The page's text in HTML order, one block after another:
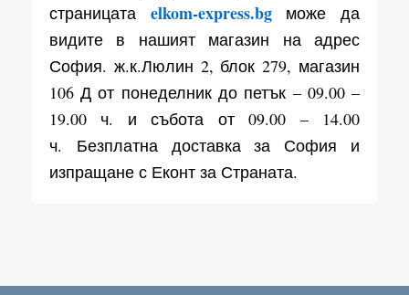
страницата
elkom-express.bg
може да
видите в нашият магазин на адрес
София. ж.к.Люлин 2, блок 279, магазин
106 Д от понеделник до петък – 09.00 –
19.00 ч. и събота от 09.00 – 14.00
ч. Безплатна доставка за София и
изпращане с Еконт за Страната.